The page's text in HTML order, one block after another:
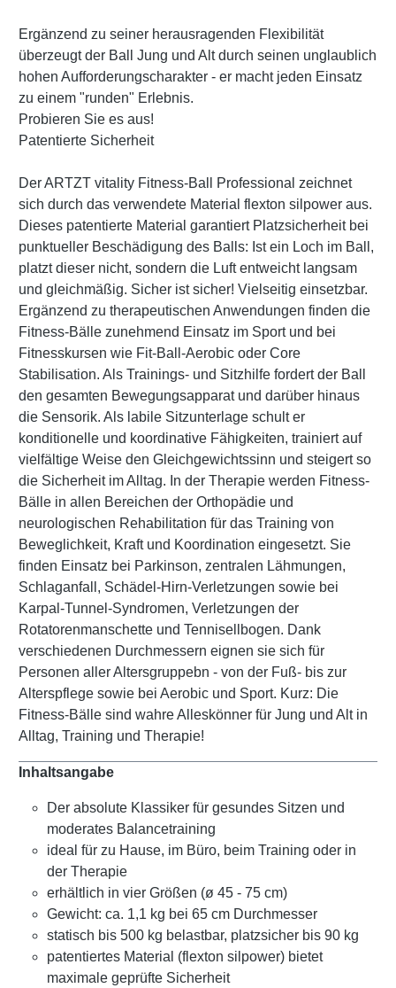
Ergänzend zu seiner herausragenden Flexibilität
überzeugt der Ball Jung und Alt durch seinen unglaublich
hohen Aufforderungscharakter - er macht jeden Einsatz
zu einem "runden" Erlebnis.
Probieren Sie es aus!
Patentierte Sicherheit
Der ARTZT vitality Fitness-Ball Professional zeichnet
sich durch das verwendete Material flexton silpower aus.
Dieses patentierte Material garantiert Platzsicherheit bei
punktueller Beschädigung des Balls: Ist ein Loch im Ball,
platzt dieser nicht, sondern die Luft entweicht langsam
und gleichmäßig. Sicher ist sicher! Vielseitig einsetzbar.
Ergänzend zu therapeutischen Anwendungen finden die
Fitness-Bälle zunehmend Einsatz im Sport und bei
Fitnesskursen wie Fit-Ball-Aerobic oder Core
Stabilisation. Als Trainings- und Sitzhilfe fordert der Ball
den gesamten Bewegungsapparat und darüber hinaus
die Sensorik. Als labile Sitzunterlage schult er
konditionelle und koordinative Fähigkeiten, trainiert auf
vielfältige Weise den Gleichgewichtssinn und steigert so
die Sicherheit im Alltag. In der Therapie werden Fitness-
Bälle in allen Bereichen der Orthopädie und
neurologischen Rehabilitation für das Training von
Beweglichkeit, Kraft und Koordination eingesetzt. Sie
finden Einsatz bei Parkinson, zentralen Lähmungen,
Schlaganfall, Schädel-Hirn-Verletzungen sowie bei
Karpal-Tunnel-Syndromen, Verletzungen der
Rotatorenmanschette und Tennisellbogen. Dank
verschiedenen Durchmessern eignen sie sich für
Personen aller Altersgruppebn - von der Fuß- bis zur
Alterspflege sowie bei Aerobic und Sport. Kurz: Die
Fitness-Bälle sind wahre Alleskönner für Jung und Alt in
Alltag, Training und Therapie!
Inhaltsangabe
Der absolute Klassiker für gesundes Sitzen und
moderates Balancetraining
ideal für zu Hause, im Büro, beim Training oder in
der Therapie
erhältlich in vier Größen (ø 45 - 75 cm)
Gewicht: ca. 1,1 kg bei 65 cm Durchmesser
statisch bis 500 kg belastbar, platzsicher bis 90 kg
patentiertes Material (flexton silpower) bietet
maximale geprüfte Sicherheit